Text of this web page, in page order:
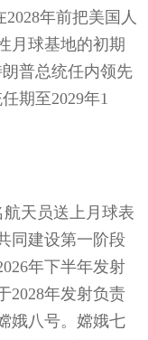
2028年前把美国人
月球基地的初期
普总统任内领先
期至2029年1
天员送上月球表
同建设第一阶段
年下半年发射
2028年发射负责
娥八号。嫦娥七